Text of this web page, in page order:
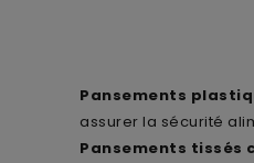
Pansements
assurer la sécurité
Pansements tissés